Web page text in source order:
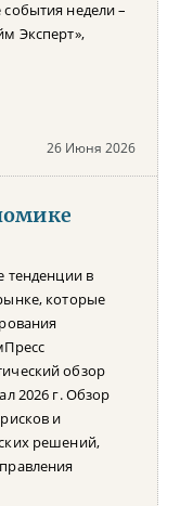
недели –
Эксперт»,
26 Июня 2026
тенденции в
которые
обзор
2026 г. Обзор
и
решений,